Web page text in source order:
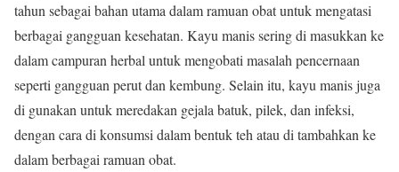
tahun sebagai bahan utama dalam ramuan obat untuk mengatasi
berbagai gangguan kesehatan. Kayu manis sering di masukkan ke
dalam campuran herbal untuk mengobati masalah pencernaan
seperti gangguan perut dan kembung. Selain itu, kayu manis juga
di gunakan untuk meredakan gejala batuk, pilek, dan infeksi,
dengan cara di konsumsi dalam bentuk teh atau di tambahkan ke
dalam berbagai ramuan obat.